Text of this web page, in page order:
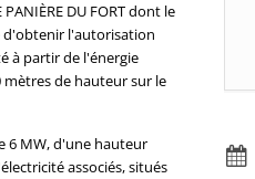
DU FORT dont le
d'obtenir l'autorisation
à partir de l'énergie
de hauteur sur le
6 MW, d'une hauteur
associés, situés